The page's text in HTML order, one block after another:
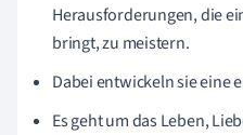
Herausforderungen, die
bringt, zu meistern.
Dabei entwickeln sie eine
Es geht um das Leben,